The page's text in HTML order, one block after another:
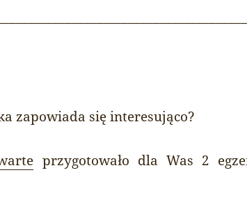
zapowiada się interesująco?
przygotowało dla Was 2